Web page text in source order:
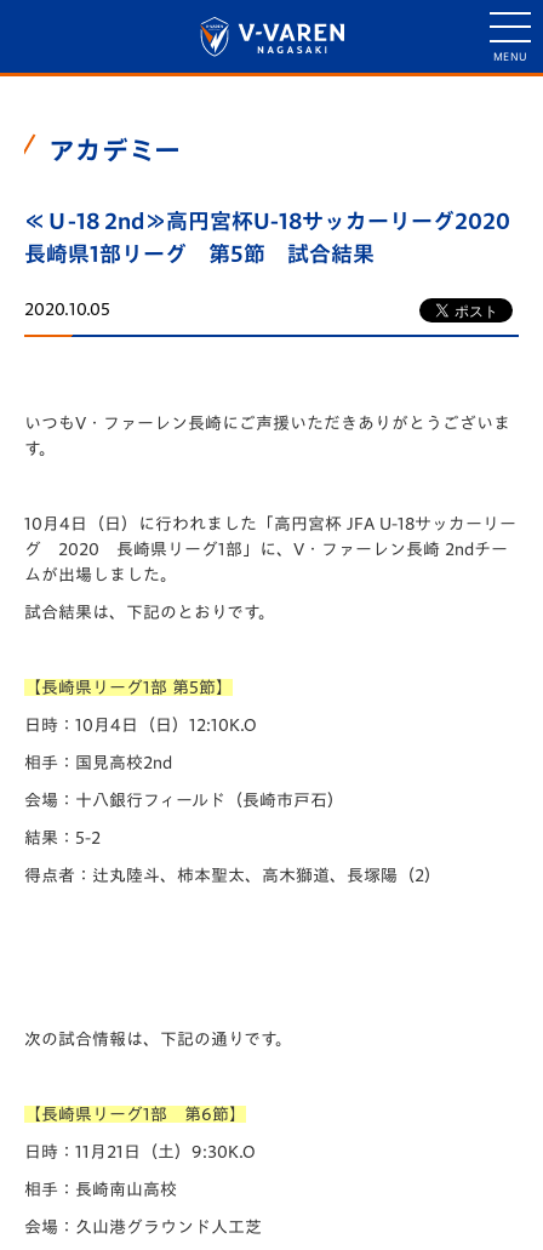
アカデミー
≪Ｕ-18 2nd≫高円宮杯U-18サッカーリーグ2020
長崎県1部リーグ 第5節 試合結果
2020.10.05
いつもV・ファーレン長崎にご声援いただきありがとうございま
す。
10月4日（日）に行われました「高円宮杯 JFA U-18サッカーリー
グ 2020 長崎県リーグ1部」に、V・ファーレン長崎 2ndチー
ムが出場しました。
試合結果は、下記のとおりです。
【長崎県リーグ1部 第5節】
日時：10月4日（日）12:10K.O
相手：国見高校2nd
会場：十八銀行フィールド（長崎市戸石）
結果：5-2
得点者：辻丸陸斗、柿本聖太、高木獅道、長塚陽（2）
次の試合情報は、下記の通りです。
【長崎県リーグ1部 第6節】
日時：11月21日（土）9:30K.O
相手：長崎南山高校
会場：久山港グラウンド人工芝